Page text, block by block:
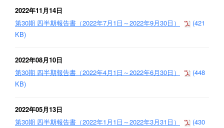
2022年11月14日
第30期 四半期報告書（2022年7月1日～2022年9月30日）
(421
KB)
2022年08月10日
第30期 四半期報告書（2022年4月1日～2022年6月30日）
(448
KB)
2022年05月13日
第30期 四半期報告書（2022年1月1日～2022年3月31日）
(430